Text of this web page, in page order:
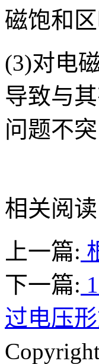
磁饱和
(3)对电
导致与
问题不突
相关阅读
上一篇:
下一篇:
过电压